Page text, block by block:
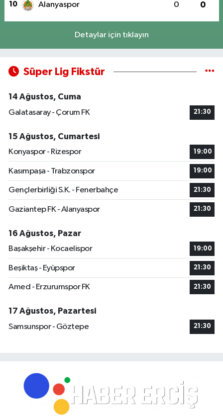
10 Alanyaspor 0 0
Detaylar için tıklayın
Süper Lig Fikstür
14 Ağustos, Cuma
Galatasaray - Çorum FK
21:30
15 Ağustos, Cumartesi
Konyaspor - Rizespor
19:00
Kasımpaşa - Trabzonspor 19:00
Gençlerbirliği S.K. - Fenerbahçe 21:30
Gaziantep FK - Alanyaspor 21:30
16 Ağustos, Pazar
Başakşehir - Kocaelispor
19:00
Beşiktaş - Eyüpspor 21:30
Amed - Erzurumspor FK 21:30
17 Ağustos, Pazartesi
Samsunspor - Göztepe
21:30